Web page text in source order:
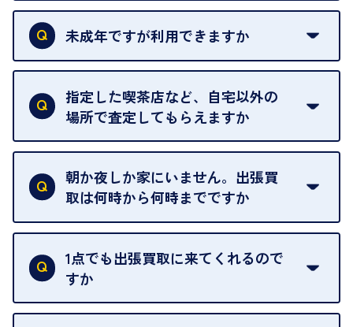
本人確認書類をご用意ください。ご利用になれる書
類はこちらをご確認ください。
未成年ですが利用できますか
18歳未満の方は、保護者の同意があってもご利用い
ただけません。
指定した喫茶店など、自宅以外の
場所で査定してもらえますか
ご自宅以外での査定はお引き受けできません。ご指
定のお店や、ほかのお客様への迷惑となることが考
えられるためです。
朝か夜しか家にいません。出張買
取は何時から何時までですか
ご訪問可能時間は、10時から19時です。
ただし、お品物の種類や量によっては対応させてい
ただくことがあります。
1点でも出張買取に来てくれるので
すか
はい。1点でもお伺いします。